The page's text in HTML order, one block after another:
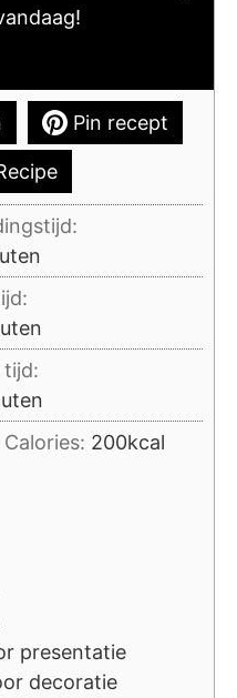
Pin recept
tijd:
Calories: 200kcal
presentatie
decoratie